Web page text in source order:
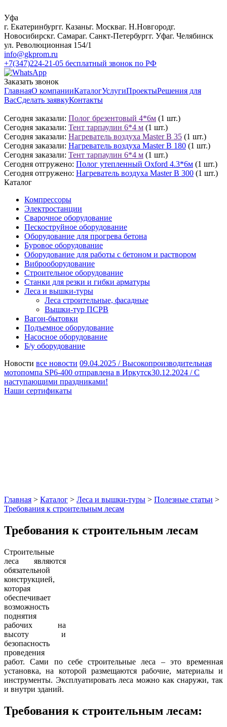
Уфа
г. Екатеринбургг. Казаньг. Москваг. Н.Новгородг.
Новосибирскг. Самараг. Санкт-Петербургг. Уфаг. Челябинск
ул. Революционная 154/1
info@gkprom.ru
+7(347)224-21-05 бесплатный звонок по РФ
Заказать звонок
ГлавнаяО компанииКаталогУслугиПроектыРешения для
ВасСделать заявкуКонтакты
Сегодня заказали: Полог брезентовый 4*6м (1 шт.)
Сегодня заказали: Тент тарпаулин 6*4 м (1 шт.)
Сегодня заказали: Нагреватель воздуха Master B 35 (1 шт.)
Сегодня заказали: Нагреватель воздуха Master B 180 (1 шт.)
Сегодня заказали: Тент тарпаулин 6*4 м (1 шт.)
Сегодня отгружено: Полог утепленный Oxford 4.3*6м (1 шт.)
Сегодня отгружено: Нагреватель воздуха Master B 300 (1 шт.)
Каталог
Компрессоры
Электростанции
Сварочное оборудование
Пескоструйное оборудование
Оборудование для прогрева бетона
Буровое оборудование
Оборудование для работы с бетоном и раствором
Виброоборудование
Строительное оборудование
Станки для резки и гибки арматуры
Леса и вышки-туры
Леса строительные, фасадные
Вышки-тур ПСРВ
Вагон-бытовки
Подъемное оборудование
Насосное оборудование
Б/у оборудование
Новости все новости 09.04.2025 /Высокопроизводительная
мотопомпа SP6-400 отправлена в Иркутск30.12.2024 /С
наступающими праздниками!
Наши сертификаты
Главная > Каталог > Леса и вышки-туры > Полезные статьи >
Требования к строительным лесам
Требования к строительным лесам
Строительные
леса являются
обязательной
конструкцией,
которая
обеспечивает
возможность
поднятия
рабочих на
высоту и
безопасность
проведения
работ. Сами по себе строительные леса – это временная
установка, на которой размещаются рабочие, материалы и
инструменты. Эксплуатировать леса можно как снаружи, так
и внутри зданий.
Требования к строительным лесам: